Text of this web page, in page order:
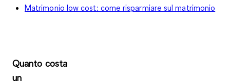
Matrimonio low cost: come risparmiare sul matrimonio
Quanto costa
un